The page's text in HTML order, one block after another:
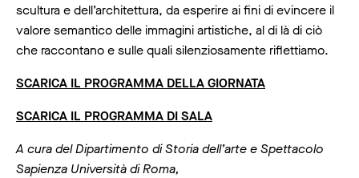
scultura e dell’architettura, da esperire ai fini di evincere il
valore semantico delle immagini artistiche, al di là di ciò
che raccontano e sulle quali silenziosamente riflettiamo.
SCARICA IL PROGRAMMA DELLA GIORNATA
SCARICA IL PROGRAMMA DI SALA
A cura del Dipartimento di Storia dell’arte e Spettacolo
Sapienza Università di Roma,